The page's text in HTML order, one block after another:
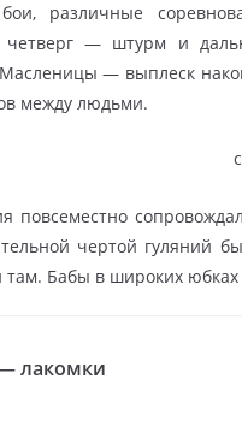
различные
четверг — штурм и
Масленицы — выплеск
между людьми.
повсеместно
чертой гуляний
там. Бабы в широких
лакомки